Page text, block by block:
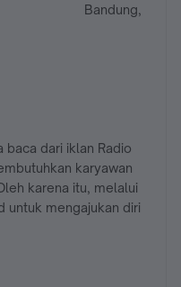
baca dari iklan Radio
karyawan
karena itu, melalui
untuk mengajukan diri